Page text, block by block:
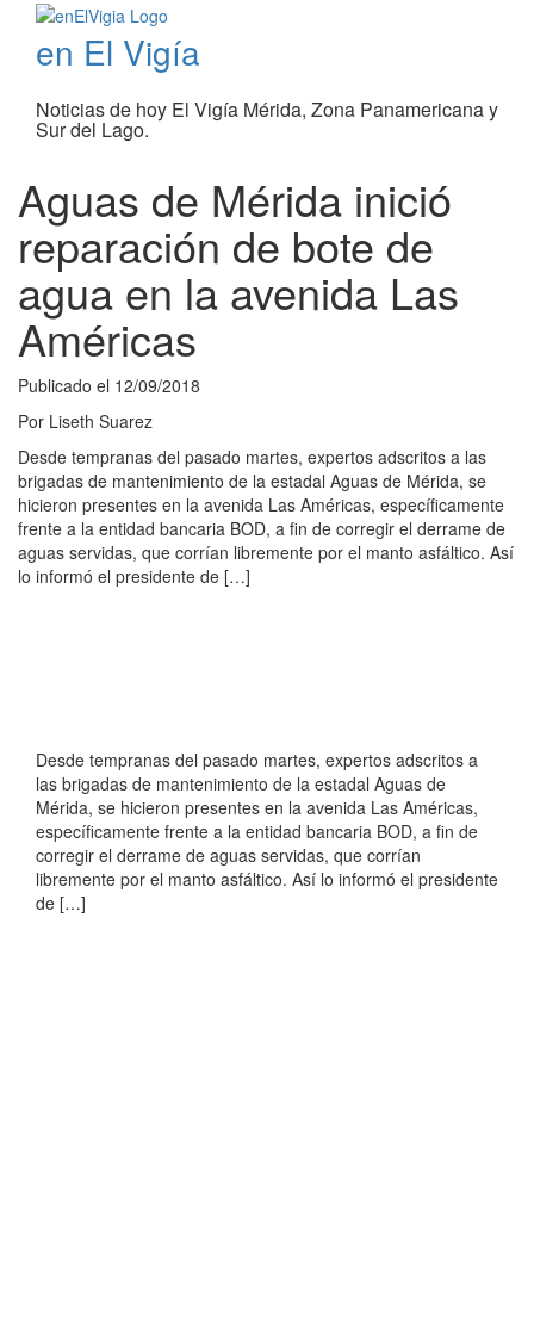
en El Vigía
Noticias de hoy El Vigía Mérida, Zona Panamericana y
Sur del Lago.
Aguas de Mérida inició
reparación de bote de
agua en la avenida Las
Américas
Publicado el 12/09/2018
Por Liseth Suarez
Desde tempranas del pasado martes, expertos adscritos a las
brigadas de mantenimiento de la estadal Aguas de Mérida, se
hicieron presentes en la avenida Las Américas, específicamente
frente a la entidad bancaria BOD, a fin de corregir el derrame de
aguas servidas, que corrían libremente por el manto asfáltico. Así
lo informó el presidente de […]
Desde tempranas del pasado martes, expertos adscritos a
las brigadas de mantenimiento de la estadal Aguas de
Mérida, se hicieron presentes en la avenida Las Américas,
específicamente frente a la entidad bancaria BOD, a fin de
corregir el derrame de aguas servidas, que corrían
libremente por el manto asfáltico. Así lo informó el presidente
de […]